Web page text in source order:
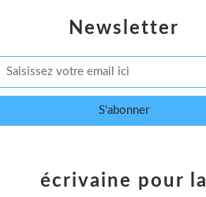
Newsletter
écrivaine pour la